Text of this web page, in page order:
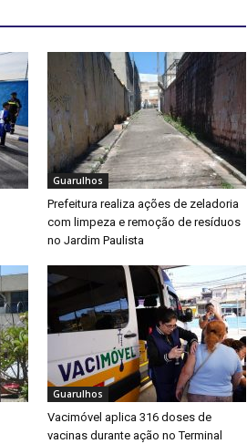
Guarulhos
Prefeitura realiza ações de zeladoria
com limpeza e remoção de resíduos
no Jardim Paulista
Guarulhos
Vacimóvel aplica 316 doses de
vacinas durante ação no Terminal